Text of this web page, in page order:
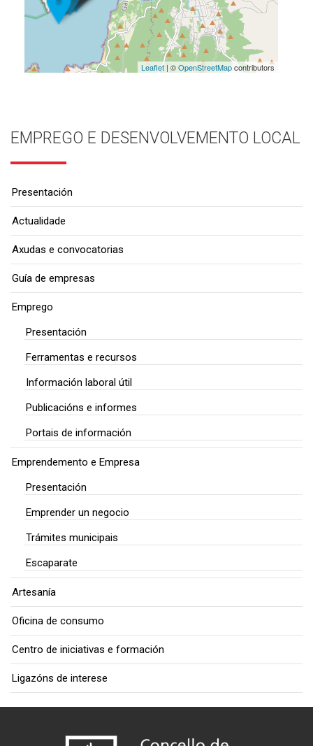
Leaflet| ©OpenStreetMapcontributors
EMPREGO E DESENVOLVEMENTO LOCAL
Presentación
Actualidade
Axudas e convocatorias
Guía de empresas
Emprego
Presentación
Ferramentas e recursos
Información laboral útil
Publicacións e informes
Portais de información
Emprendemento e Empresa
Presentación
Emprender un negocio
Trámites municipais
Escaparate
Artesanía
Oficina de consumo
Centro de iniciativas e formación
Ligazóns de interese